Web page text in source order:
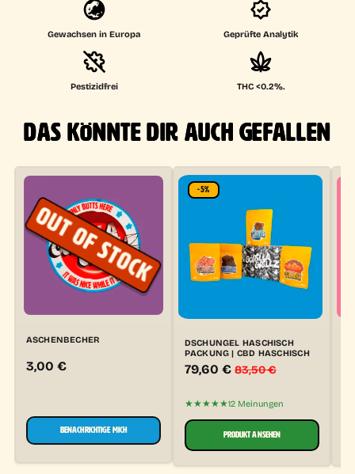
Gewachsen in Europa Geprüfte Analytik
Pestizidfrei THC <0.2%.
DAS KÖNNTE DIR AUCH GEFALLEN
ASCHENBECHER
3,00 €
BENACHRICHTIGE MICH
-5%
DSCHUNGEL HASCHISCH
PACKUNG | CBD HASCHISCH
79,60 € 83,50€
★★★★★12 Meinungen
PRODUKT ANSEHEN